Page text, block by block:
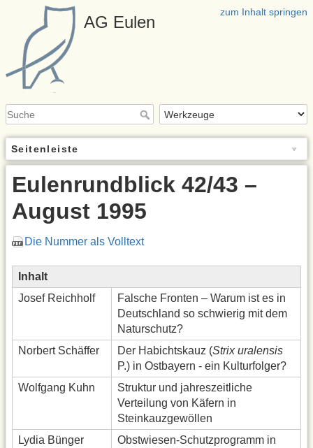
zum Inhalt springen
AG Eulen
Seitenleiste
Eulenrundblick 42/43 –
August 1995
Die Nummer als Volltext
Inhalt
Josef Reichholf
Falsche Fronten – Warum ist es in
Deutschland so schwierig mit dem
Naturschutz?
Norbert Schäffer
Der Habichtskauz (Strix uralensis
P.) in Ostbayern - ein Kulturfolger?
Wolfgang Kuhn
Struktur und jahreszeitliche
Verteilung von Käfern in
Steinkauzgewöllen
Lydia Bünger
Obstwiesen-Schutzprogramm in